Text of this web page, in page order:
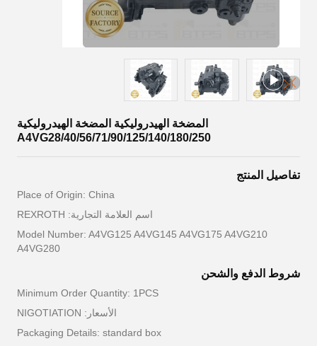
المضخة الهيدروليكية المضخة الهيدروليكية
A4VG28/40/56/71/90/125/140/180/250
تفاصيل المنتج
Place of Origin: China
اسم العلامة التجارية: REXROTH
Model Number: A4VG125 A4VG145 A4VG175 A4VG210
A4VG280
شروط الدفع والشحن
Minimum Order Quantity: 1PCS
الأسعار: NIGOTIATION
Packaging Details: standard box